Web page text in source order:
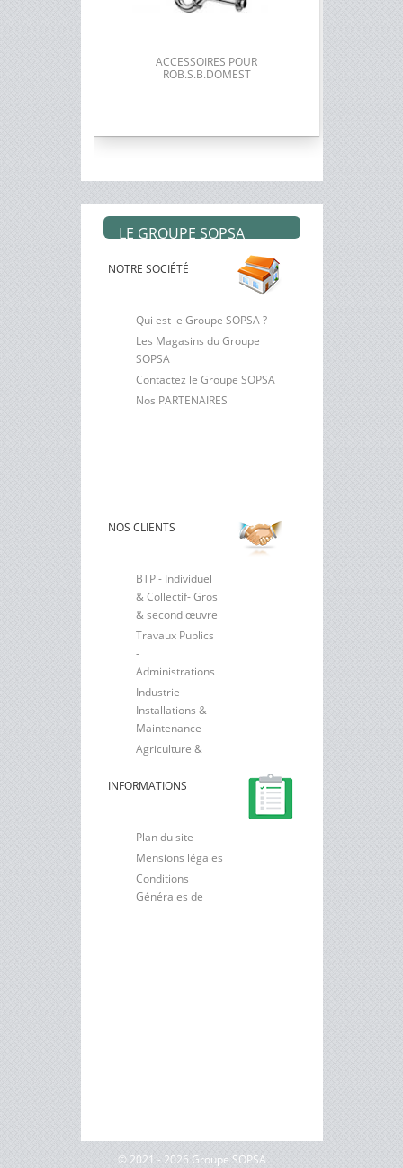
ACCESSOIRES POUR
ROB.S.B.DOMEST
LE GROUPE SOPSA
NOTRE SOCIÉTÉ
Qui est le Groupe SOPSA ?
Les Magasins du Groupe
SOPSA
Contactez le Groupe SOPSA
Nos PARTENAIRES
NOS CLIENTS
BTP - Individuel
& Collectif- Gros
& second œuvre
Travaux Publics
-
Administrations
Industrie -
Installations &
Maintenance
Agriculture &
INFORMATIONS
Plan du site
Mensions légales
Conditions
Générales de
© 2021 - 2026 Groupe SOPSA